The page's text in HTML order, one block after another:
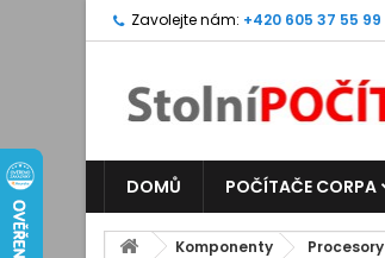
Zavolejte nám: +420 605 37 55 99
DOMŮ POČÍTAČE CORPA
Komponenty Procesory